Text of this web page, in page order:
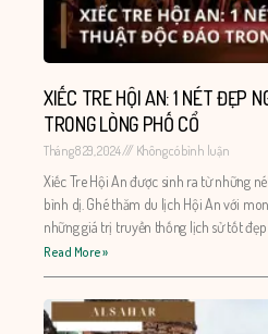
XIẾC TRE HỘI AN: 1 NÉT ĐẸP
TRONG LÒNG PHỐ CỔ
Tháng 8 29, 2024 Không có bình luận
Xiếc Tre Hội An được sinh ra từ những
bình dị. Ghé thăm du lịch Hội An với
những giá trị truyền thống lịch sử tốt đẹp
Read More »